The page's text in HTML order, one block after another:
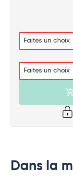
Dans la